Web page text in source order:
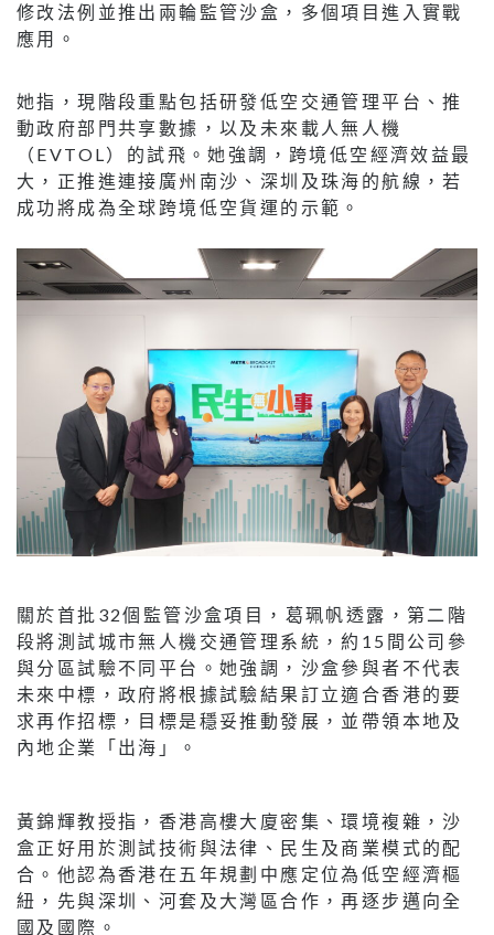
修改法例並推出兩輪監管沙盒，多個項目進入實戰
應用。
她指，現階段重點包括研發低空交通管理平台、推
動政府部門共享數據，以及未來載人無人機
（EVTOL）的試飛。她強調，跨境低空經濟效益最
大，正推進連接廣州南沙、深圳及珠海的航線，若
成功將成為全球跨境低空貨運的示範。
關於首批32個監管沙盒項目，葛珮帆透露，第二階
段將測試城市無人機交通管理系統，約15間公司參
與分區試驗不同平台。她強調，沙盒參與者不代表
未來中標，政府將根據試驗結果訂立適合香港的要
求再作招標，目標是穩妥推動發展，並帶領本地及
內地企業「出海」。
黃錦輝教授指，香港高樓大廈密集、環境複雜，沙
盒正好用於測試技術與法律、民生及商業模式的配
合。他認為香港在五年規劃中應定位為低空經濟樞
紐，先與深圳、河套及大灣區合作，再逐步邁向全
國及國際。